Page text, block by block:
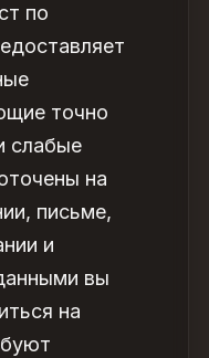
по
точно
слабые
на
письме,
и
вы
на